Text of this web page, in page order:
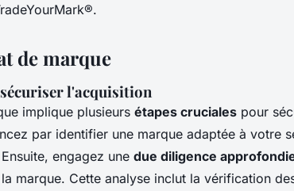
de marque
l'acquisition
implique plusieurs étapes cruciales pour
par identifier une marque adaptée à votre
engagez une due diligence
marque. Cette analyse inclut la vérification